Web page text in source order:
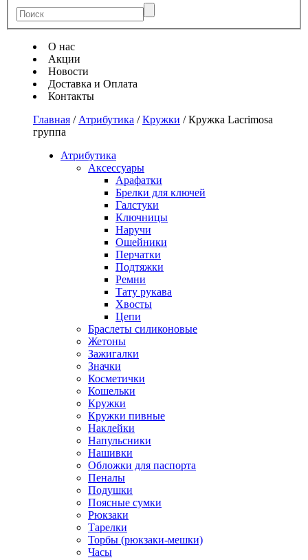
О нас
Акции
Новости
Доставка и Оплата
Контакты
Главная / Атрибутика /Кружки /Кружка Lacrimosa
группа
Атрибутика
Аксессуары
Арафатки
Брелки для ключей
Галстуки
Ключницы
Наручи
Ошейники
Перчатки
Подтяжки
Ремни
Тату рукава
Хвосты
Цепи
Браслеты силиконовые
Жетоны
Зажигалки
Значки
Косметички
Кошельки
Кружки
Кружки пивные
Наклейки
Напульсники
Нашивки
Обложки для паспорта
Пеналы
Подушки
Поясные сумки
Рюкзаки
Тарелки
Торбы (рюкзаки-мешки)
Часы